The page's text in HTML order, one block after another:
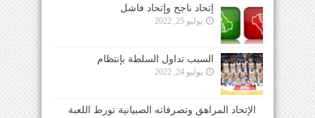
إتحاد ناجح وإتحاد فاشل
يوليو 25, 2022
السبب تداول السلطة بإنتظام
يوليو 24, 2022
الإتحاد المراهق وتصرفاته الصبيانية تورط اللعبة